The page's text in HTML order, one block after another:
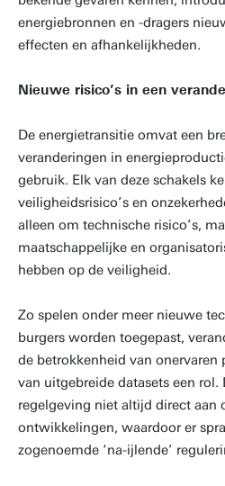
energiebronnen en -dragers
effecten en afhankelijkheden.
Nieuwe risico’s in een
De energietransitie omvat een
veranderingen in
gebruik. Elk van deze schakels
veiligheidsrisico’s en
alleen om technische risico’s,
maatschappelijke en
hebben op de veiligheid.
Zo spelen onder meer nieuwe
burgers worden toegepast,
de betrokkenheid van onervaren
van uitgebreide datasets een rol.
regelgeving niet altijd direct aan
ontwikkelingen, waardoor er
zogenoemde ‘na-ijlende’